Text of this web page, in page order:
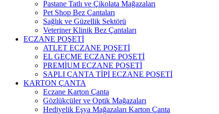
Pastane Tatlı ve Çikolata Mağazaları
Pet Shop Bez Çantaları
Sağlık ve Güzellik Sektörü
Veteriner Klinik Bez Çantaları
ECZANE POŞETİ
ATLET ECZANE POŞETİ
EL GEÇME ECZANE POŞETİ
PREMİUM ECZANE POŞETİ
SAPLI ÇANTA TİPİ ECZANE POŞETİ
KARTON ÇANTA
Eczane Karton Çanta
Gözlükçüler ve Optik Mağazaları
Hediyelik Eşya Mağazaları Karton Çanta